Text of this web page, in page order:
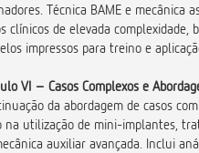
Técnica BAME e mecânica
clínicos de elevada
impressos para treino e
VI – Casos Complexos e
da abordagem de casos
na utilização de mini-implantes,
auxiliar avançada. Inclui